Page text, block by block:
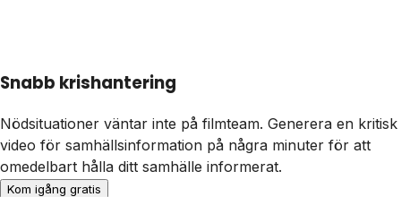
Snabb krishantering
Nödsituationer väntar inte på filmteam. Generera en kritisk
video för samhällsinformation på några minuter för att
omedelbart hålla ditt samhälle informerat.
Kom igång gratis